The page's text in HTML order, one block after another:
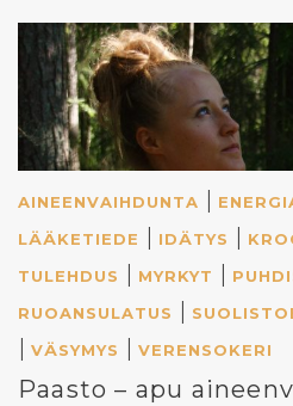
AINEENVAIHDUNTA
LÄÄKETIEDE
IDÄTYS
TULEHDUS
MYRKYT
RUOANSULATUS
VÄSYMYS VERENSOKERI
Paasto – apu